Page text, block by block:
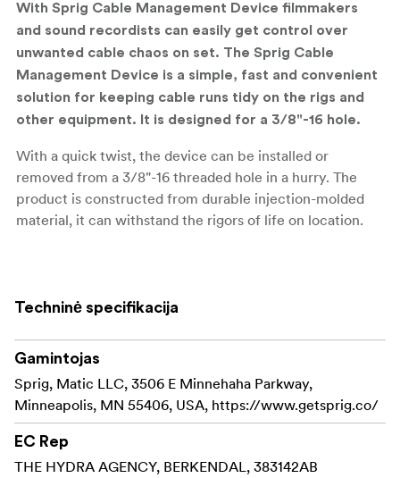
With Sprig Cable Management Device filmmakers
and sound recordists can easily get control over
unwanted cable chaos on set. The Sprig Cable
Management Device is a simple, fast and convenient
solution for keeping cable runs tidy on the rigs and
other equipment. It is designed for a 3/8"-16 hole.
With a quick twist, the device can be installed or
removed from a 3/8"-16 threaded hole in a hurry. The
product is constructed from durable injection-molded
material, it can withstand the rigors of life on location.
equipment. The patent-pending design features a
flexible thread for a lightning-quick install that
keeps you in control even when your schedule
becomes hectic.
Sprig models the funcionality of a 3/8"-16 screw
and can with a simple twist be installed or removed.
The flexible sprig can handle being removed in a
hurry aswell due to the durability of the product.
Techninė specifikacija
Gamintojas
Sprig, Matic LLC, 3506 E Minnehaha Parkway,
Minneapolis, MN 55406, USA, https://www.getsprig.co/
EC Rep
THE HYDRA AGENCY, BERKENDAL, 383142AB